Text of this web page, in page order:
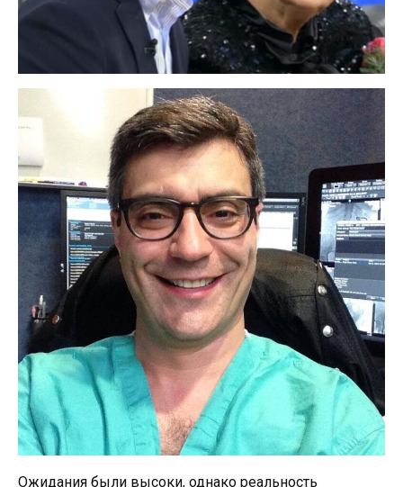
Ожидания были высоки, однако реальность